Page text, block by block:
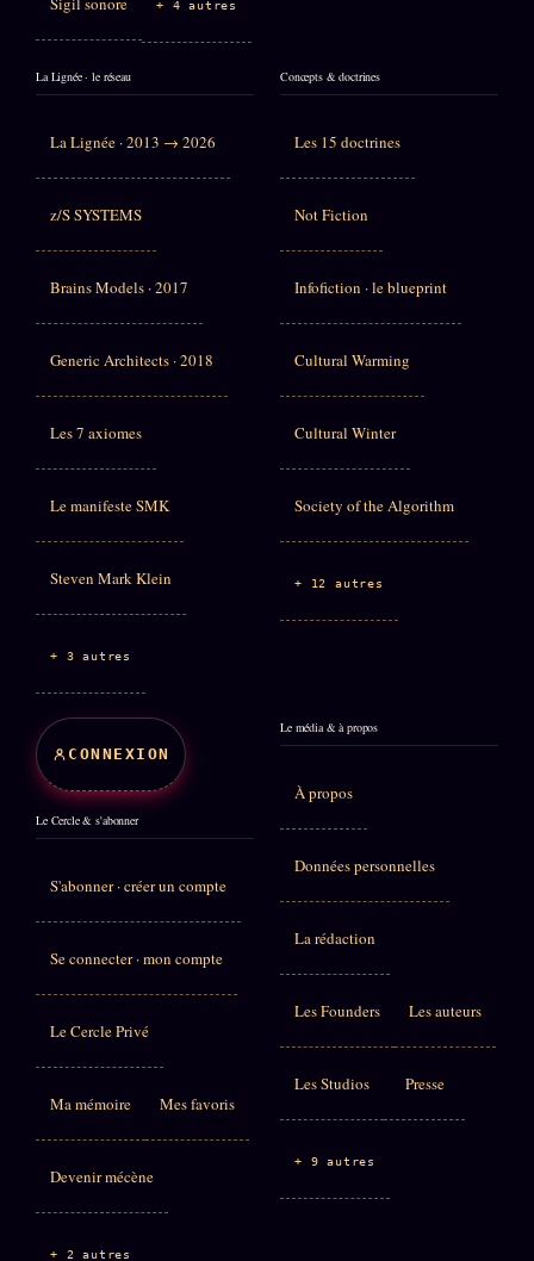
+ 4 autres
La Lignée · le réseau
La Lignée · 2013 → 2026
z/S SYSTEMS
Brains Models · 2017
Generic Architects · 2018
Les 7 axiomes
Le manifeste SMK
Steven Mark Klein
+ 3 autres
Concepts & doctrines
Les 15 doctrines
Not Fiction
Infofiction · le blueprint
Cultural Warming
Cultural Winter
Society of the Algorithm
+ 12 autres
CONNEXION
Le Cercle & s'abonner
S'abonner · créer un compte
Se connecter · mon compte
Le Cercle Privé
Ma mémoire Mes favoris
Devenir mécène
+ 2 autres
Le média & à propos
À propos
Données personnelles
La rédaction
Les Founders Les auteurs
Les Studios Presse
+ 9 autres